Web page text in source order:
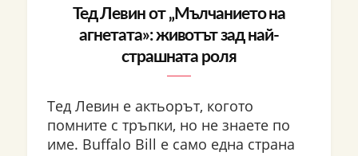
Тед Левин от „Мълчанието на
агнетата»: животът зад най-
страшната роля
Тед Левин е актьорът, когото
помните с тръпки, но не знаете по
име. Buffalo Bill е само една страна